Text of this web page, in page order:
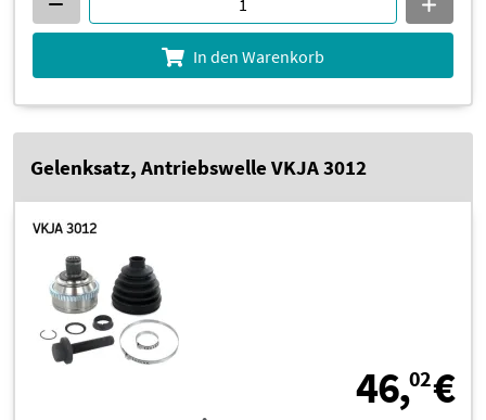
In den Warenkorb
Gelenksatz, Antriebswelle VKJA 3012
46,02€